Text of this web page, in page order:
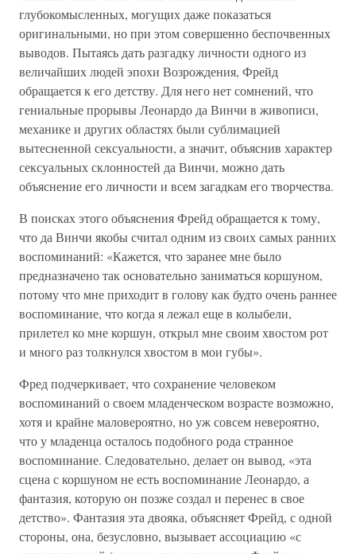
глубокомысленных, могущих даже показаться
оригинальными, но при этом совершенно беспочвенных
выводов. Пытаясь дать разгадку личности одного из
величайших людей эпохи Возрождения, Фрейд
обращается к его детству. Для него нет сомнений, что
гениальные прорывы Леонардо да Винчи в живописи,
механике и других областях были сублимацией
вытесненной сексуальности, а значит, объяснив характер
сексуальных склонностей да Винчи, можно дать
объяснение его личности и всем загадкам его творчества.
В поисках этого объяснения Фрейд обращается к тому,
что да Винчи якобы считал одним из своих самых ранних
воспоминаний: «Кажется, что заранее мне было
предназначено так основательно заниматься коршуном,
потому что мне приходит в голову как будто очень раннее
воспоминание, что когда я лежал еще в колыбели,
прилетел ко мне коршун, открыл мне своим хвостом рот
и много раз толкнулся хвостом в мои губы».
Фред подчеркивает, что сохранение человеком
воспоминаний о своем младенческом возрасте возможно,
хотя и крайне маловероятно, но уж совсем невероятно,
что у младенца осталось подобного рода странное
воспоминание. Следовательно, делает он вывод, «эта
сцена с коршуном не есть воспоминание Леонардо, а
фантазия, которую он позже создал и перенес в свое
детство». Фантазия эта двояка, объясняет Фрейд, с одной
стороны, она, безусловно, вызывает ассоциацию «с